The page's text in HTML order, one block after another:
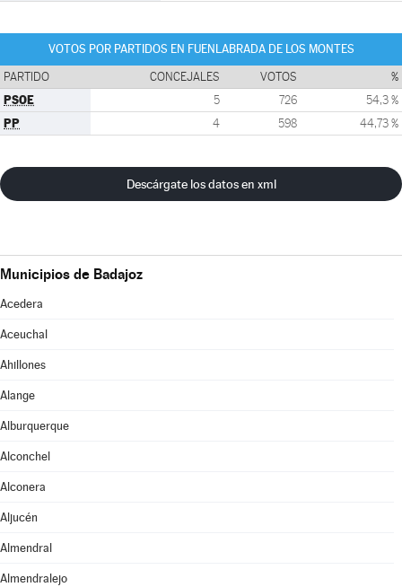
VOTOS POR PARTIDOS EN FUENLABRADA DE LOS MONTES
PARTIDO CONCEJALES VOTOS %
PSOE 5 726 54,3 %
PP 4 598 44,73 %
Descárgate los datos en xml
Municipios de Badajoz
Acedera
Aceuchal
Ahillones
Alange
Alburquerque
Alconchel
Alconera
Aljucén
Almendral
Almendralejo